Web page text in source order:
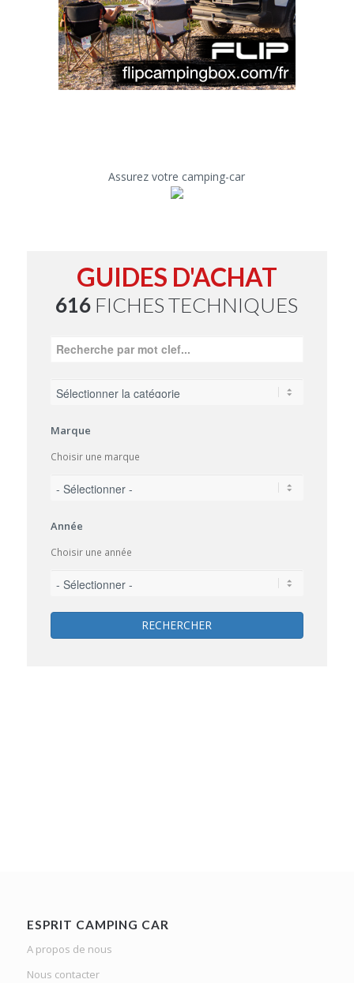
Assurez votre camping-car
GUIDES D'ACHAT
616 FICHES TECHNIQUES
Marque
Choisir une marque
Année
Choisir une année
RECHERCHER
ESPRIT CAMPING CAR
A propos de nous
Nous contacter